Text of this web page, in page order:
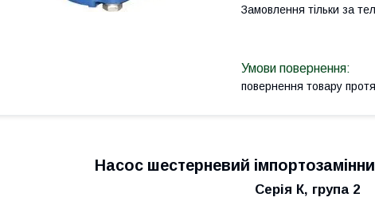
Замовлення тільки за
повернення товару
Насос шестерневий
Серія К, група 2